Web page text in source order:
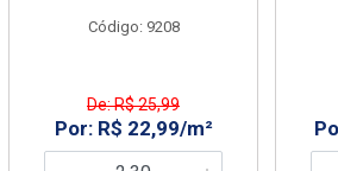
Código: 9208
De: R$ 25,99
Por: R$ 22,99/m²